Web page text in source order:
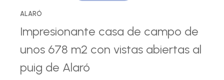
ALARÓ
Impresionante casa de campo de
unos 678 m2 con vistas abiertas al
puig de Alaró